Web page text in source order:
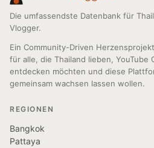
Die umfassendste Datenbank für
Vlogger.
Ein Community-Driven
für alle, die Thailand lieben, YouTube
entdecken möchten und diese
gemeinsam wachsen lassen wollen.
REGIONEN
Bangkok
Pattaya